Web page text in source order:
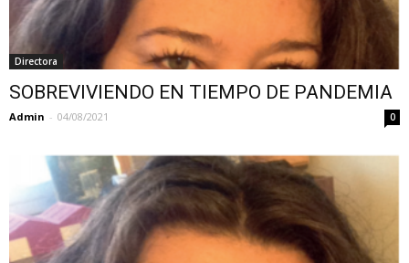
Directora
SOBREVIVIENDO EN TIEMPO DE PANDEMIA
Admin - 04/08/2021 0